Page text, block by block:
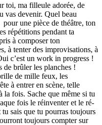
toi, ma filleule adorée, de
vas devenir. Quel beau
une pièce de théâtre, ton
répétitions pendant ta
à composer ton
à tenter des improvisations, à
c’est un work in progress !
de brûler les planches !
de mille feux, les
à entrer en scène, telle
la fois. Sache que même si tu
fois le réinventer et le ré-
tu sais que tu pourras toujours
toujours compter sur